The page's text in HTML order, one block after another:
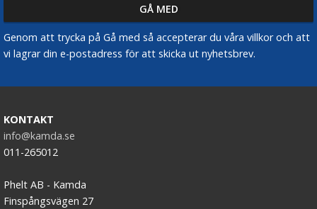
Genom att trycka på Gå med så accepterar du våra villkor och att
vi lagrar din e-postadress för att skicka ut nyhetsbrev.
KONTAKT
info@kamda.se
011-265012
Phelt AB - Kamda
Finspångsvägen 27